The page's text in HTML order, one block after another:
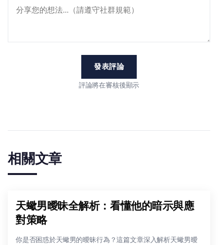
發表評論
評論將在審核後顯示
相關文章
天蠍男曖昧全解析：看懂他的暗示與應
對策略
你是否困惑於天蠍男的曖昧行為？這篇文章深入解析天蠍男曖